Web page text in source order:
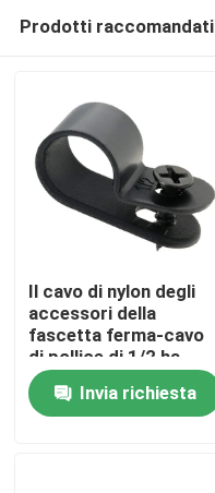
Casa
Prodotti
Prodotti raccomandati
Il cavo di nylon degli
accessori della
fascetta ferma-cavo
di pollice di 1/2 ha
riparato la clip di
plastica 1.2mm
Thincness del
Invia richiesta